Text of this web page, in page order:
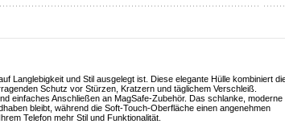
Langlebigkeit und Stil ausgelegt ist. Diese elegante Hülle kombiniert
Schutz vor Stürzen, Kratzern und täglichem Verschleiß.
einfaches Anschließen an MagSafe-Zubehör. Das schlanke, moderne
bleibt, während die Soft-Touch-Oberfläche einen angenehmen
Telefon mehr Stil und Funktionalität.